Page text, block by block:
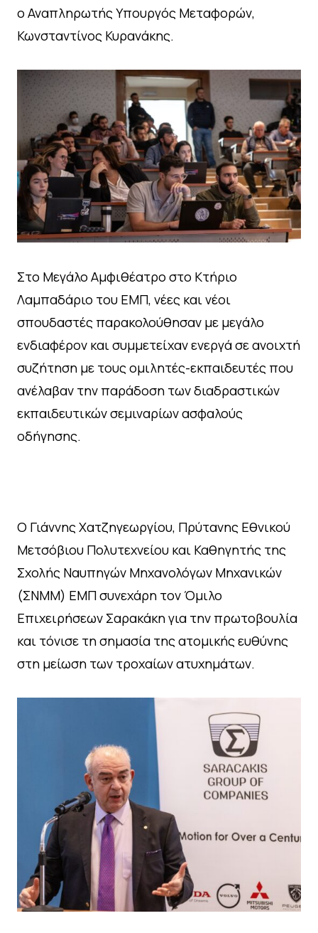
ο Αναπληρωτής Υπουργός Μεταφορών,
Κωνσταντίνος Κυρανάκης.
Στο Μεγάλο Αμφιθέατρο στο Κτήριο
Λαμπαδάριο του ΕΜΠ, νέες και νέοι
σπουδαστές παρακολούθησαν με μεγάλο
ενδιαφέρον και συμμετείχαν ενεργά σε ανοιχτή
συζήτηση με τους ομιλητές-εκπαιδευτές που
ανέλαβαν την παράδοση των διαδραστικών
εκπαιδευτικών σεμιναρίων ασφαλούς
οδήγησης.
Ο Γιάννης Χατζηγεωργίου, Πρύτανης Εθνικού
Μετσόβιου Πολυτεχνείου και Καθηγητής της
Σχολής Ναυπηγών Μηχανολόγων Μηχανικών
(ΣΝΜΜ) ΕΜΠ συνεχάρη τον Όμιλο
Επιχειρήσεων Σαρακάκη για την πρωτοβουλία
και τόνισε τη σημασία της ατομικής ευθύνης
στη μείωση των τροχαίων ατυχημάτων.